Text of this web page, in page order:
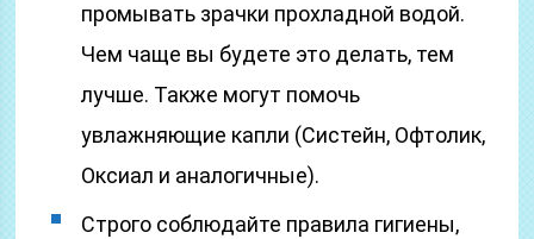
промывать зрачки прохладной водой.
Чем чаще вы будете это делать, тем
лучше. Также могут помочь
увлажняющие капли (Систейн, Офтолик,
Оксиал и аналогичные).
Строго соблюдайте правила гигиены,